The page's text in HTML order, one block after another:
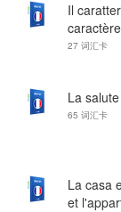
Il
27 词汇卡
La
65 词汇卡
La casa
et